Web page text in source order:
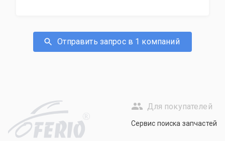
Отправить запрос в 1 компаний
R
Для покупателей
Сервис поиска запчастей